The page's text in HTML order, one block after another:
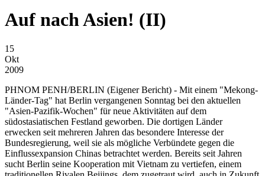
Auf nach Asien! (II)
15
Okt
2009
PHNOM PENH/BERLIN (Eigener Bericht) - Mit einem "Mekong-
Länder-Tag" hat Berlin vergangenen Sonntag bei den aktuellen
"Asien-Pazifik-Wochen" für neue Aktivitäten auf dem
südostasiatischen Festland geworben. Die dortigen Länder
erwecken seit mehreren Jahren das besondere Interesse der
Bundesregierung, weil sie als mögliche Verbündete gegen die
Einflussexpansion Chinas betrachtet werden. Bereits seit Jahren
sucht Berlin seine Kooperation mit Vietnam zu vertiefen, einem